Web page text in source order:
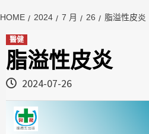
HOME 2024 7 月 26 脂溢性皮炎
醫健
脂溢性皮炎
2024-07-26